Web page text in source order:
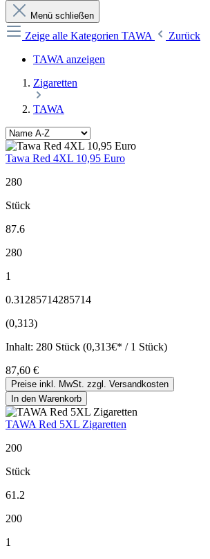
Menü schließen
Zeige alle Kategorien TAWA
Zurück
TAWA anzeigen
Zigaretten
TAWA
Tawa Red 4XL 10,95 Euro
280
Stück
87.6
280
1
0.31285714285714
(0,313)
Inhalt: 280 Stück (0,313€* / 1 Stück)
87,60 €
Preise inkl. MwSt. zzgl. Versandkosten
In den Warenkorb
TAWA Red 5XL Zigaretten
200
Stück
61.2
200
1